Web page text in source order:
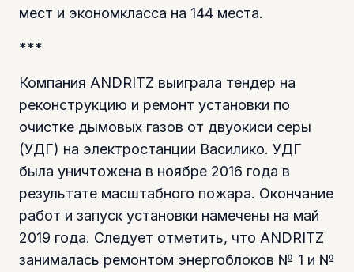
мест и экономкласса на 144 места.
***
Компания ANDRITZ выиграла тендер на
реконструкцию и ремонт установки по
очистке дымовых газов от двуокиси серы
(УДГ) на электростанции Василико. УДГ
была уничтожена в ноябре 2016 года в
результате масштабного пожара. Окончание
работ и запуск установки намечены на май
2019 года. Следует отметить, что ANDRITZ
занималась ремонтом энергоблоков № 1 и №